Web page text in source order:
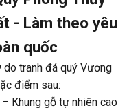
- Làm theo yêu
quốc
do tranh đá quý Vương
điểm sau:
Khung gỗ tự nhiên cao